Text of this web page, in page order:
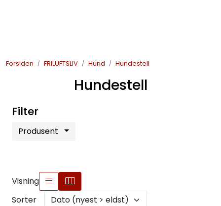
Forsiden FRILUFTSLIV Hund Hundestell
Hundestell
Filter
Produsent
Visning
Sorter
FISKE